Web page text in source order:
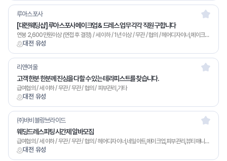
대전 유성
루아스포사
[대전웨딩샵] 루아스포사 메이크업 & 드레스 업무 각각 직원 구합니다
연봉 2,600만원이상 (면접 후 결정) / 세 이하 / 1년 이상 / 무관 / 협의 / 헤어디자이너,메이크업,기타
대전 유성
리앤여울
고객 한분 한분께 진심을 다할 수 있는 테라피스트를 찾습니다.
급여협의 / 세 이하 / 무관 / 무관 / 협의 / 피부관리,기타
대전 유성
㈜바비블랑브라이드
웨딩드레스피팅 시간제 알바모집
급여협의 / 세 이하 / 무관 / 무관 / 협의 / 헤어디자이너,네일아트,메이크업,피부관리,뷰티매니저,기타